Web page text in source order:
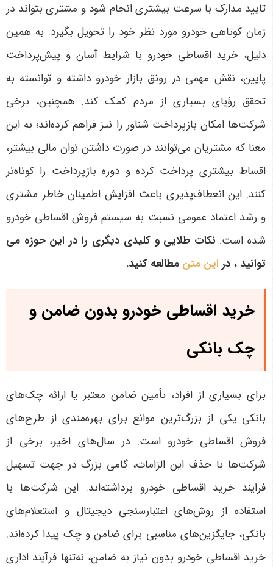
تایید مدارک با سرعت بیشتری انجام شود و مشتری بتواند در
زمان کوتاهی خودرو مورد نظر خود را تحویل بگیرد. به همین
دلیل، خرید اقساطی خودرو با شرایط آسان و پیش‌پرداخت
پایین، نقش مهمی در رونق بازار خودرو داشته و توانسته به
تحقق رؤیای بسیاری از مردم کمک کند. همچنین، برخی
شرکت‌ها امکان بازپرداخت شناور را نیز فراهم کرده‌اند؛ به این
معنا که مشتریان می‌توانند در صورت داشتن توان مالی بیشتر،
اقساط بیشتری پرداخت کرده و دوره بازپرداخت را کوتاه‌تر
کنند. این انعطاف‌پذیری باعث افزایش اطمینان خاطر مشتری
و رشد اعتماد عمومی نسبت به سیستم فروش اقساطی خودرو
شده است. نکات طلایی و کلیدی دیگری را در این حوزه می
توانید ، در این متن مطالعه کنید.
خرید اقساطی خودرو بدون ضامن و
چک بانکی
برای بسیاری از افراد، تأمین ضامن معتبر یا ارائه چک‌های
بانکی یکی از بزرگ‌ترین موانع برای بهره‌مندی از طرح‌های
فروش اقساطی خودرو است. در سال‌های اخیر، برخی از
شرکت‌ها با حذف این الزامات، گامی بزرگ در جهت تسهیل
فرایند خرید اقساطی خودرو برداشته‌اند. این شرکت‌ها با
استفاده از روش‌های اعتبارسنجی دیجیتال و استعلام‌های
بانکی، جایگزین‌های مناسبی برای ضامن و چک پیدا کرده‌اند.
خرید اقساطی خودرو بدون نیاز به ضامن، نه‌تنها فرآیند اداری